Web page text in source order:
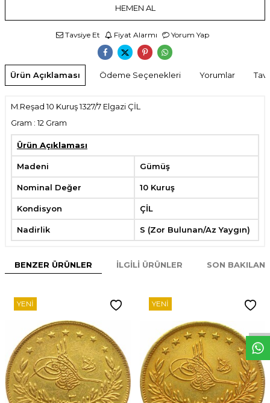
W
h
t
s
p
p
D
e
s
e
H
a
t
t
HEMEN AL
Tavsiye Et Fiyat Alarmı Yorum Yap
Ürün Açıklaması Ödeme Seçenekleri Yorumlar
M.Reşad 10 Kuruş 1327/7 Elgazi ÇİL
Gram : 12 Gram
Ürün Açıklaması
Madeni Gümüş
Nominal Değer 10 Kuruş
Kondisyon ÇİL
Nadirlik S (Zor Bulunan/Az Yaygın)
BENZER ÜRÜNLER İLGILI ÜRÜNLER SON
YENI YENI